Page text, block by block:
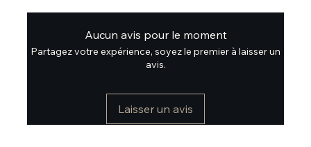
Aucun avis pour le moment
Partagez votre expérience, soyez le premier à laisser un
avis.
Laisser un avis